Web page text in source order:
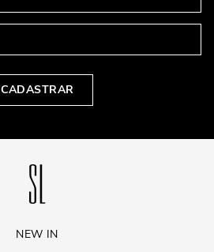
CADASTRAR
NEW IN